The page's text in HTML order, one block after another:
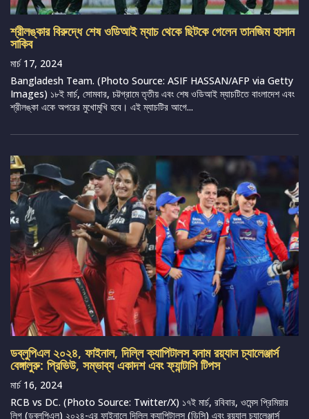
শ্রীলঙ্কার বিরুদ্ধে শেষ ওডিআই ম্যাচ থেকে ছিটকে গেলেন তানজিম হাসান
সাকিব
মার্চ 17, 2024
Bangladesh Team. (Photo Source: ASIF HASSAN/AFP via Getty
Images) ১৮ই মার্চ, সোমবার, চট্টগ্রামে তৃতীয় এবং শেষ ওডিআই ম্যাচটিতে বাংলাদেশ এবং
শ্রীলঙ্কা একে অপরের মুখোমুখি হবে। এই ম্যাচটির আগে...
ডব্লুপিএল ২০২৪, ফাইনাল, দিল্লি ক্যাপিটালস বনাম রয়্যাল চ্যালেঞ্জার্স
বেঙ্গালুরু: প্রিভিউ, সম্ভাব্য একাদশ এবং ফ্যান্টাসি টিপস
মার্চ 16, 2024
RCB vs DC. (Photo Source: Twitter/X) ১৭ই মার্চ, রবিবার, ওমেন্স প্রিমিয়ার
লিগ (ডব্লুপিএল) ২০২৪-এর ফাইনালে দিল্লি ক্যাপিটালস (ডিসি) এবং রয়্যাল চ্যালেঞ্জার্স